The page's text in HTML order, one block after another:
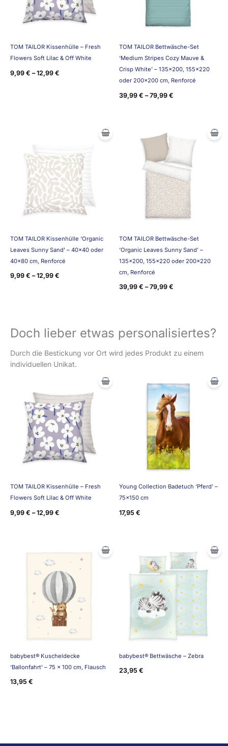
TOM TAILOR Kissenhülle – Fresh
Flowers Soft Lilac & Off White
9,99 € –12,99 €
TOM TAILOR Bettwäsche-Set
‘Medium Stripes Cozy Mauve &
Crisp White’ – 135×200, 155×220
oder 200×200 cm, Renforcé
39,99 € –79,99 €
TOM TAILOR Kissenhülle ‘Organic
Leaves Sunny Sand’ – 40×40 oder
40×80 cm, Renforcé
9,99 € –12,99 €
TOM TAILOR Bettwäsche-Set
‘Organic Leaves Sunny Sand’ –
135×200, 155×220 oder 200×220
cm, Renforcé
39,99 € –79,99 €
Doch lieber etwas personalisiertes?
Durch die Bestickung vor Ort wird jedes Produkt zu einem
individuellen Unikat.
TOM TAILOR Kissenhülle – Fresh
Flowers Soft Lilac & Off White
9,99 € –12,99 €
Young Collection Badetuch ‘Pferd’ –
75×150 cm
17,95 €
babybest® Kuscheldecke
‘Ballonfahrt’ – 75 x 100 cm, Flausch
13,95 €
babybest® Bettwäsche – Zebra
23,95 €